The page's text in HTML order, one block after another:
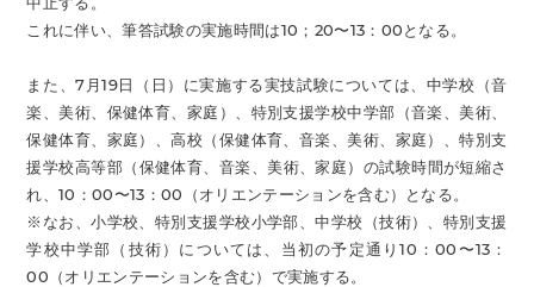
これに伴い、筆答試験の実施時間は10；20〜13：00となる。
また、7月19日（日）に実施する実技試験については、中学校（音
楽、美術、保健体育、家庭）、特別支援学校中学部（音楽、美術、
保健体育、家庭）、高校（保健体育、音楽、美術、家庭）、特別支
援学校高等部（保健体育、音楽、美術、家庭）の試験時間が短縮さ
れ、10：00〜13：00（オリエンテーションを含む）となる。
※なお、小学校、特別支援学校小学部、中学校（技術）、特別支援
学校中学部（技術）については、当初の予定通り10：00〜13：
00（オリエンテーションを含む）で実施する。